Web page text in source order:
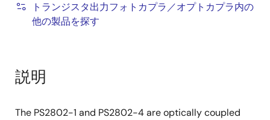
トランジスタ出力フォトカプラ／オプトカプラ内の
他の製品を探す
説明
The PS2802-1 and PS2802-4 are optically coupled